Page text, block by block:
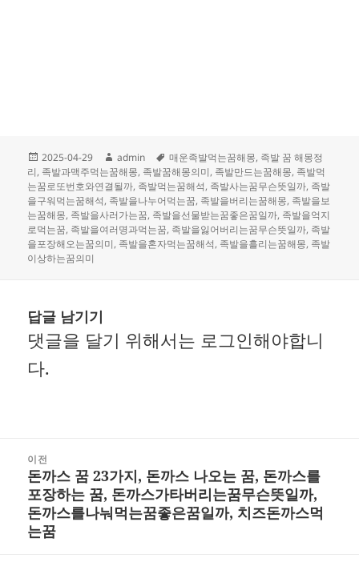
작
성
일
자
2025-04-29
글
쓴
이
admin
태
그
매운족발먹는꿈해몽, 족발 꿈 해몽정
리, 족발과맥주먹는꿈해몽, 족발꿈해몽의미, 족발만드는꿈해몽, 족발먹
는꿈로또번호와연결될까, 족발먹는꿈해석, 족발사는꿈무슨뜻일까, 족발
을구워먹는꿈해석, 족발을나누어먹는꿈, 족발을버리는꿈해몽, 족발을보
는꿈해몽, 족발을사러가는꿈, 족발을선물받는꿈좋은꿈일까, 족발을억지
로먹는꿈, 족발을여러명과먹는꿈, 족발을잃어버리는꿈무슨뜻일까, 족발
을포장해오는꿈의미, 족발을혼자먹는꿈해석, 족발을흘리는꿈해몽, 족발
이상하는꿈의미
답글 남기기
댓글을 달기 위해서는 로그인해야합니
다.
이전
이
전
글:
돈까스 꿈 23가지, 돈까스 나오는 꿈, 돈까스를
포장하는 꿈, 돈까스가타버리는꿈무슨뜻일까,
돈까스를나눠먹는꿈좋은꿈일까, 치즈돈까스먹
는꿈